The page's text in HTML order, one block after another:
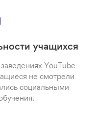
учащихся
YouTube
не смотрели
социальными